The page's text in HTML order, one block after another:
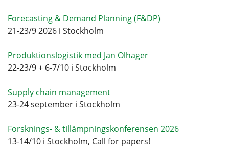
Forecasting & Demand Planning (F&DP)
21-23/9 2026 i Stockholm
Produktionslogistik med Jan Olhager
22-23/9 + 6-7/10 i Stockholm
Supply chain management
23-24 september i Stockholm
Forsknings- & tillämpningskonferensen 2026
13-14/10 i Stockholm, Call for papers!